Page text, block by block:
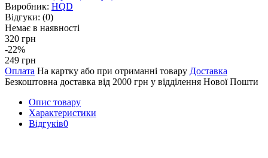
Виробник: HQD
Відгуки: (0)
Немає в наявності
320 грн
-22%
249 грн
Оплата На картку або при отриманні товару Доставка
Безкоштовна доставка від 2000 грн у відділення Нової Пошти
Опис товару
Характеристики
Відгуків0